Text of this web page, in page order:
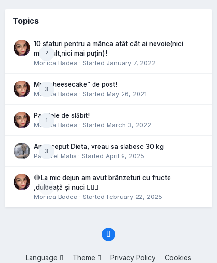
Topics
2
10 sfaturi pentru a mânca atât cât ai nevoie(nici
mai mult,nici mai puțin)!
Monica Badea · Started January 7, 2022
3
Mini”cheesecake” de post!
Monica Badea · Started May 26, 2021
1
Pastilele de slăbit!
Monica Badea · Started March 3, 2022
3
Am inceput Dieta, vreau sa slabesc 30 kg
Pastorel Matis · Started April 9, 2025
0
🛑La mic dejun am avut brânzeturi cu fructe
,dulceață și nuci 🤷🏻‍♀️
Monica Badea · Started February 22, 2025
Language Theme Privacy Policy Cookies